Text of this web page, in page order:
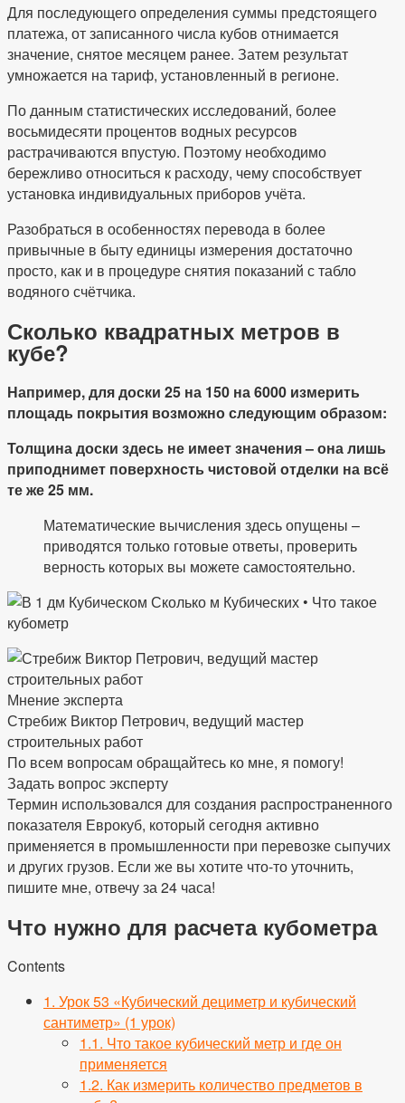
Для последующего определения суммы предстоящего
платежа, от записанного числа кубов отнимается
значение, снятое месяцем ранее. Затем результат
умножается на тариф, установленный в регионе.
По данным статистических исследований, более
восьмидесяти процентов водных ресурсов
растрачиваются впустую. Поэтому необходимо
бережливо относиться к расходу, чему способствует
установка индивидуальных приборов учёта.
Разобраться в особенностях перевода в более
привычные в быту единицы измерения достаточно
просто, как и в процедуре снятия показаний с табло
водяного счётчика.
Сколько квадратных метров в
кубе?
Например, для доски 25 на 150 на 6000 измерить
площадь покрытия возможно следующим образом:
Толщина доски здесь не имеет значения – она лишь
приподнимет поверхность чистовой отделки на всё
те же 25 мм.
Математические вычисления здесь опущены –
приводятся только готовые ответы, проверить
верность которых вы можете самостоятельно.
Мнение эксперта
Стребиж Виктор Петрович, ведущий мастер
строительных работ
По всем вопросам обращайтесь ко мне, я помогу!
Задать вопрос эксперту
Термин использовался для создания распространенного
показателя Еврокуб, который сегодня активно
применяется в промышленности при перевозке сыпучих
и других грузов. Если же вы хотите что-то уточнить,
пишите мне, отвечу за 24 часа!
Что нужно для расчета кубометра
Contents
1. Урок 53 «Кубический дециметр и кубический
сантиметр» (1 урок)
1.1. Что такое кубический метр и где он
применяется
1.2. Как измерить количество предметов в